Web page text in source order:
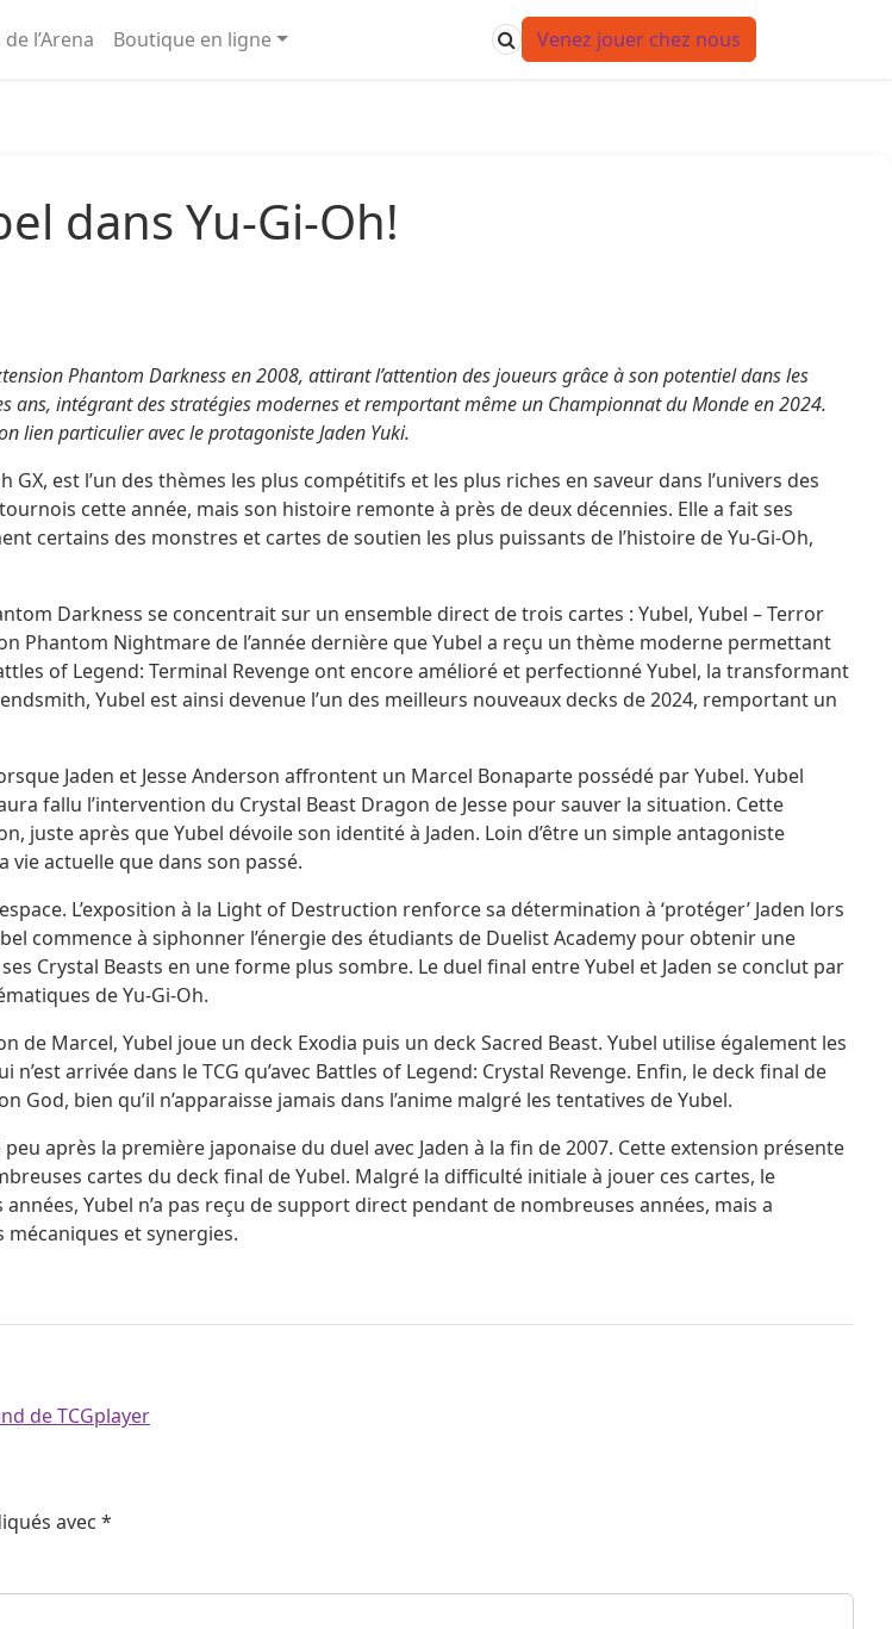
l’Arena Boutique en ligne Venez jouer chez nous
dans Yu-Gi-Oh!
Phantom Darkness en 2008, attirant l’attention des joueurs grâce à son potentiel dans les
intégrant des stratégies modernes et remportant même un Championnat du Monde en 2024.
lien particulier avec le protagoniste Jaden Yuki.
est l’un des thèmes les plus compétitifs et les plus riches en saveur dans l’univers des
cette année, mais son histoire remonte à près de deux décennies. Elle a fait ses
certains des monstres et cartes de soutien les plus puissants de l’histoire de Yu-Gi-Oh,
Darkness se concentrait sur un ensemble direct de trois cartes : Yubel, Yubel – Terror
Phantom Nightmare de l’année dernière que Yubel a reçu un thème moderne permettant
of Legend: Terminal Revenge ont encore amélioré et perfectionné Yubel, la transformant
Yubel est ainsi devenue l’un des meilleurs nouveaux decks de 2024, remportant un
Jaden et Jesse Anderson affrontent un Marcel Bonaparte possédé par Yubel. Yubel
fallu l’intervention du Crystal Beast Dragon de Jesse pour sauver la situation. Cette
juste après que Yubel dévoile son identité à Jaden. Loin d’être un simple antagoniste
vie actuelle que dans son passé.
L’exposition à la Light of Destruction renforce sa détermination à ‘protéger’ Jaden lors
commence à siphonner l’énergie des étudiants de Duelist Academy pour obtenir une
Crystal Beasts en une forme plus sombre. Le duel final entre Yubel et Jaden se conclut par
de Yu-Gi-Oh.
de Marcel, Yubel joue un deck Exodia puis un deck Sacred Beast. Yubel utilise également les
arrivée dans le TCG qu’avec Battles of Legend: Crystal Revenge. Enfin, le deck final de
bien qu’il n’apparaisse jamais dans l’anime malgré les tentatives de Yubel.
après la première japonaise du duel avec Jaden à la fin de 2007. Cette extension présente
cartes du deck final de Yubel. Malgré la difficulté initiale à jouer ces cartes, le
Yubel n’a pas reçu de support direct pendant de nombreuses années, mais a
mécaniques et synergies.
de TCGplayer
avec *